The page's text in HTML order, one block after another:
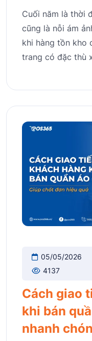
Cuối năm là thời
cũng là nỗi ám
khi hàng tồn kho
trang có đặc thù
05/05/2026
4137
Cách giao
khi bán
nhanh